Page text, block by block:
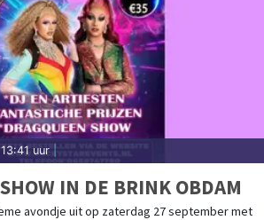
uur|
IN DE BRINK OBDAM
avondje uit op zaterdag 27 september met